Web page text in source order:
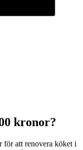
kronor?
för att renovera köket i